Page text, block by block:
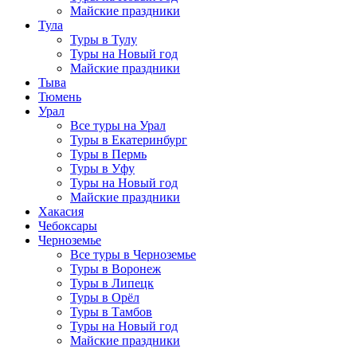
Майские праздники
Тула
Туры в Тулу
Туры на Новый год
Майские праздники
Тыва
Тюмень
Урал
Все туры на Урал
Туры в Екатеринбург
Туры в Пермь
Туры в Уфу
Туры на Новый год
Майские праздники
Хакасия
Чебоксары
Черноземье
Все туры в Черноземье
Туры в Воронеж
Туры в Липецк
Туры в Орёл
Туры в Тамбов
Туры на Новый год
Майские праздники